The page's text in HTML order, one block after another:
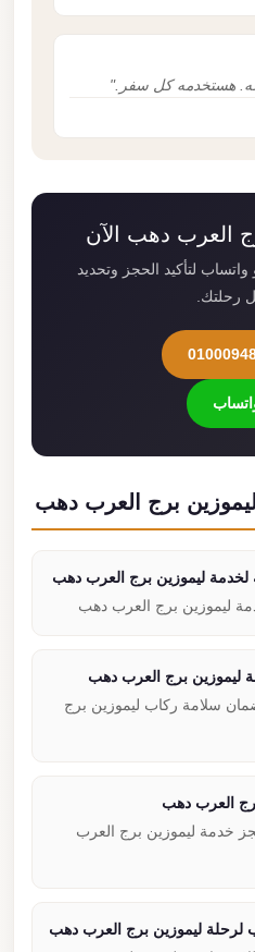
هستخدمه كل سفر."
العرب دهب الآن
لتأكيد الحجز وتحديد
رحلتك.
برج العرب دهب
لخدمة ليموزين برج العرب دهب
ليموزين برج العرب دهب
ليموزين برج العرب دهب
سلامة ركاب ليموزين برج
العرب دهب
ليموزين برج العرب
ليموزين برج العرب دهب